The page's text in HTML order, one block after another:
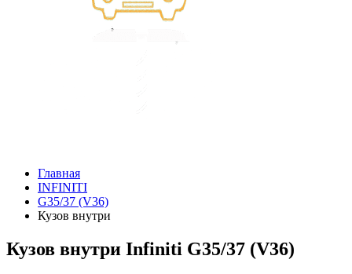
Главная
INFINITI
G35/37 (V36)
Кузов внутри
Кузов внутри Infiniti G35/37 (V36)